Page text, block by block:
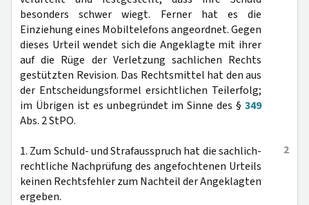
besonders schwer wiegt. Ferner hat es die
Einziehung eines Mobiltelefons angeordnet. Gegen
dieses Urteil wendet sich die Angeklagte mit ihrer
auf die Rüge der Verletzung sachlichen Rechts
gestützten Revision. Das Rechtsmittel hat den aus
der Entscheidungsformel ersichtlichen Teilerfolg;
im Übrigen ist es unbegründet im Sinne des § 349
Abs. 2 StPO.
2
1. Zum Schuld- und Strafausspruch hat die sachlich-
rechtliche Nachprüfung des angefochtenen Urteils
keinen Rechtsfehler zum Nachteil der Angeklagten
ergeben.